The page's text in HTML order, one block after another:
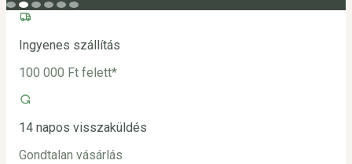
Ingyenes szállítás
100 000 Ft felett*
14 napos visszaküldés
Gondtalan vásárlás